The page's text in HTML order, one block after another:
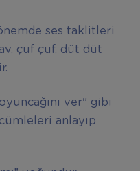
ses taklitleri
çuf çuf, düt düt
ver" gibi
anlayıp